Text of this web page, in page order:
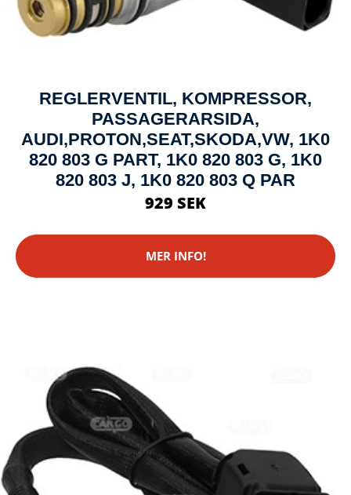
REGLERVENTIL, KOMPRESSOR,
PASSAGERARSIDA,
AUDI,PROTON,SEAT,SKODA,VW, 1K0
820 803 G PART, 1K0 820 803 G, 1K0
820 803 J, 1K0 820 803 Q PAR
929 SEK
MER INFO!